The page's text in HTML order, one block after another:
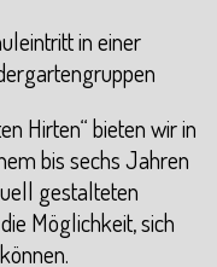
in einer
Hirten“ bieten wir in
bis sechs Jahren
gestalteten
Möglichkeit, sich